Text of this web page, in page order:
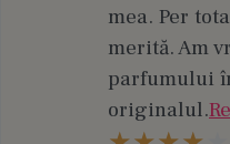
mea. Per
merită. Am
parfumului
originalul.